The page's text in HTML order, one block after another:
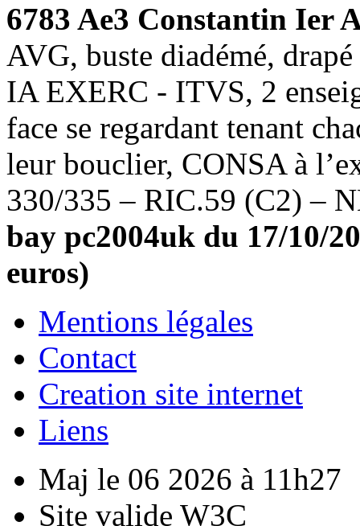
6783 Ae3 Constantin Ier
AVG, buste diadémé,
IA EXERC - ITVS, 2
face se regardant tenant
leur bouclier, CONSA à
330/335 – RIC.59 (C2) –
bay pc2004uk du 17/10/
euros)
Mentions légales
Contact
Creation site internet
Liens
Maj le 06 2026 à 11h27
Site valide W3C